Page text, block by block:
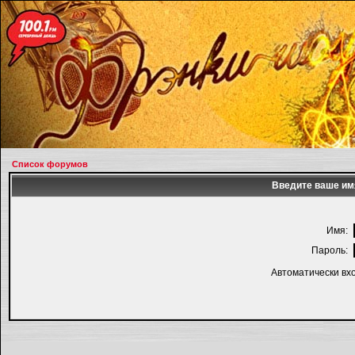
Список форумов
Введите ваше
Имя:
Пароль:
Автоматически